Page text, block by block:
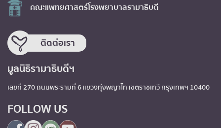
คณะแพทยศาสตร์โรงพยาบาลรามาธิบดี
ติดต่อเรา
มูลนิธิรามาธิบดีฯ
เลขที่ 270 ถนนพระรามที่ 6 แขวงทุ่งพญาไท เขตราชเทวี กรุงเทพฯ 10400
FOLLOW US